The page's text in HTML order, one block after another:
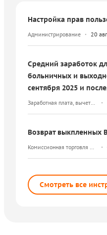
Настройка прав
Администрирование 20
Средний заработок
больничных и
сентября 2025 и
Заработная плата, вычеты
и НДФЛ
Возврат выкпленных
Комиссионная торговля и
маркетплейсы
Смотреть все